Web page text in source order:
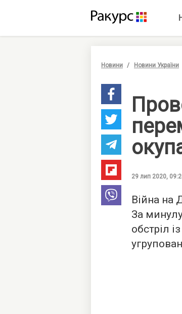
Новини Новини України
29 лип 2020,
Війна на
За
обстріл